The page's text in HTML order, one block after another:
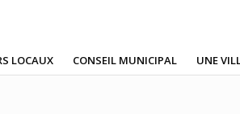
LOCAUX CONSEIL MUNICIPAL UNE